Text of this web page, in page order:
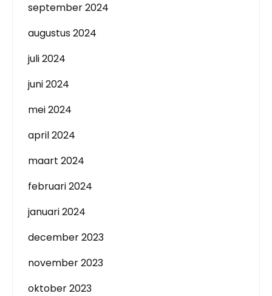
september 2024
augustus 2024
juli 2024
juni 2024
mei 2024
april 2024
maart 2024
februari 2024
januari 2024
december 2023
november 2023
oktober 2023